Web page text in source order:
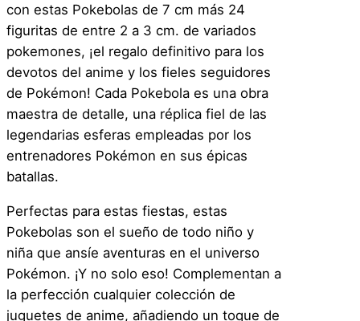
con estas Pokebolas de 7 cm más 24
figuritas de entre 2 a 3 cm. de variados
pokemones, ¡el regalo definitivo para los
devotos del anime y los fieles seguidores
de Pokémon! Cada Pokebola es una obra
maestra de detalle, una réplica fiel de las
legendarias esferas empleadas por los
entrenadores Pokémon en sus épicas
batallas.
Perfectas para estas fiestas, estas
Pokebolas son el sueño de todo niño y
niña que ansíe aventuras en el universo
Pokémon. ¡Y no solo eso! Complementan a
la perfección cualquier colección de
juguetes de anime, añadiendo un toque de